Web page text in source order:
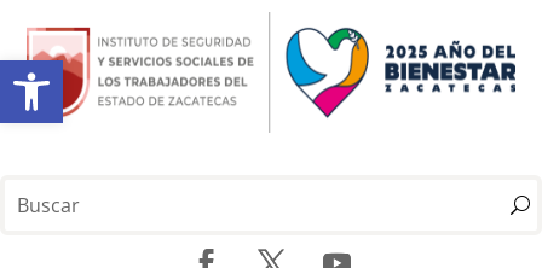
Abrir barra de herramientas